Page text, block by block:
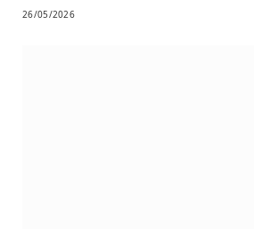
26/05/2026